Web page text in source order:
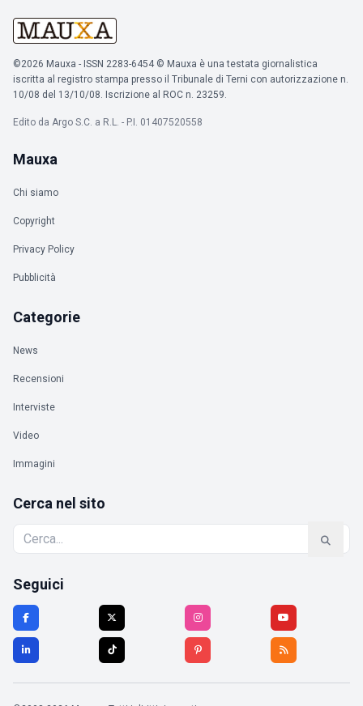
©2026 Mauxa - ISSN 2283-6454 © Mauxa è una testata giornalistica
iscritta al registro stampa presso il Tribunale di Terni con autorizzazione n.
10/08 del 13/10/08. Iscrizione al ROC n. 23259.
Edito da Argo S.C. a R.L. - P.I. 01407520558
Mauxa
Chi siamo
Copyright
Privacy Policy
Pubblicità
Categorie
News
Recensioni
Interviste
Video
Immagini
Cerca nel sito
Seguici